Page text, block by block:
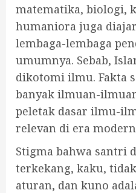
matematika, biologi,
humaniora juga
lembaga-lembaga
umumnya. Sebab,
dikotomi ilmu. Fakta
banyak ilmuan-
peletak dasar ilmu-
relevan di era
Stigma bahwa santri
terkekang, kaku,
aturan, dan kuno